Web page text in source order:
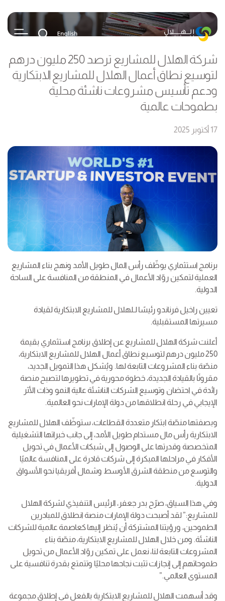
شركة الهلال للمشاريع ترصد 250 مليون درهم
لتوسيع نطاق أعمال الهلال للمشاريع الابتكارية
ودعم تأسيس مشروعات ناشئة محلية
بطموحات عالمية
17 أكتوبر 2025
برنامج استثماري يوظّف رأس المال طويل الأمد ونهج بناء المشاريع
العملية لتمكين روّاد الأعمال في المنطقة من المنافسة على الساحة
الدولية.
تعيين راخيل فرناندو رئيسًا لـلهلال للمشاريع الابتكارية لقيادة
مسيرتها المستقبلية.
أعلنت شركة الهلال للمشاريع عن إطلاق برنامج استثماري بقيمة
250 مليون درهم لتوسيع نطاق أعمال الهلال للمشاريع الابتكارية،
منصّة بناء المشروعات التابعة لها. ويُشكل هذا التمويل الجديد،
مقرونًا بالقيادة الجديدة، خطوة محورية في تطويرها لتصبح منصة
رائدة في احتضان وتوسيع الشركات الناشئة عالية النمو وذات الأثر
الإيجابي في رحلة انطلاقها من دولة الإمارات نحو العالمية.
وبصفتها منصّة ابتكار متعددة القطاعات، ستوظّف الهلال للمشاريع
الابتكارية رأس مال مستدام طويل الأمد، إلى جانب خبراتها التشغيلية
المتخصصة وقدرتها على الوصول إلى شبكات الأعمال في تحويل
الأفكار في مراحلها المبكرة إلى شركات قادرة على المنافسة عالميًا
والتوسع من منطقة الشرق الأوسط وشمال أفريقيا نحو الأسواق
الدولية.
وفي هذا السياق، صرّح بدر جعفر، الرئيس التنفيذي لشركة الهلال
للمشاريع:” لقد أصبحت دولة الإمارات منصة انطلاق للمبادرين
الطموحين، ورؤيتنا المشتركة أن يُنظر إليها كعاصمة عالمية للشركات
الناشئة. ومن خلال الهلال للمشاريع الابتكارية، منصّة بناء
المشروعات التابعة لنا، نعمل على تمكين روّاد الأعمال من تحويل
طموحاتهم إلى إنجازات تثبت نجاحها محليًا وتتمتع بقدرة تنافسية على
المستوى العالمي.”
وقد أسهمت الهلال للمشاريع الابتكارية بالفعل في إطلاق مجموعة